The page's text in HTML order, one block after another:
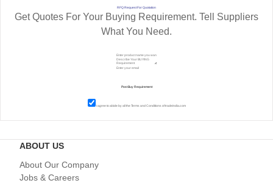
RFQ Request For Quotation
Get Quotes For Your Buying Requirement. Tell Suppliers
What You Need.
I agree to abide by all theTerms and Conditions of tradeindia.com
ABOUT US
About Our Company
Jobs & Careers